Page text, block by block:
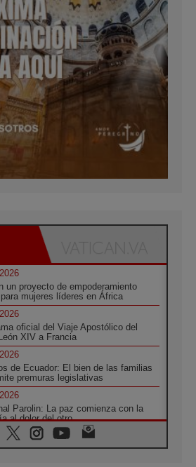
un proyecto de empoderamiento
mujeres líderes en África
oficial del Viaje Apostólico del
XIV a Francia
de Ecuador: El bien de las familias
premuras legislativas
Parolin: La paz comienza con la
al dolor del otro
Vianelli: Aprender el Evangelio